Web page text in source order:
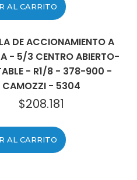
AL CARRITO
DE ACCIONAMIENTO A
- 5/3 CENTRO ABIERTO-
- R1/8 - 378-900 -
CAMOZZI - 5304
$208.181
AL CARRITO